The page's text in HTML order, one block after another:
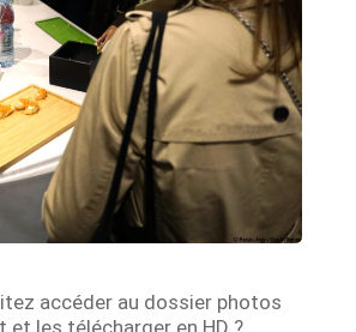
accéder au dossier photos